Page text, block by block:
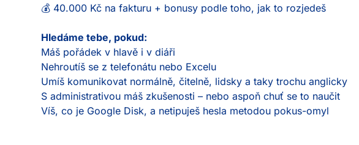
💰 40.000 Kč na fakturu + bonusy podle toho, jak to rozjedeš
Hledáme tebe, pokud:
Máš pořádek v hlavě i v diáři
Nehroutíš se z telefonátu nebo Excelu
Umíš komunikovat normálně, čitelně, lidsky a taky trochu anglicky
S administrativou máš zkušenosti – nebo aspoň chuť se to naučit
Víš, co je Google Disk, a netipuješ hesla metodou pokus-omyl